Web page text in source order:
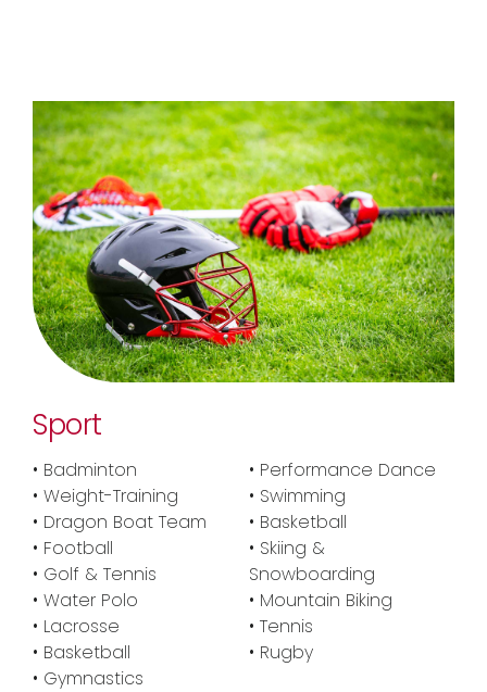
Sport
• Badminton
• Weight-Training
• Dragon Boat Team
• Football
• Golf & Tennis
• Water Polo
• Lacrosse
• Basketball
• Gymnastics
• Performance Dance
• Swimming
• Basketball
• Skiing &
Snowboarding
• Mountain Biking
• Tennis
• Rugby